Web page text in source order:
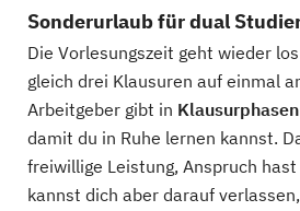
Sonderurlaub für dual
Die Vorlesungszeit geht wieder
gleich drei Klausuren auf einmal
Arbeitgeber gibt in Klausurphasen
damit du in Ruhe lernen kannst.
freiwillige Leistung, Anspruch
kannst dich aber darauf